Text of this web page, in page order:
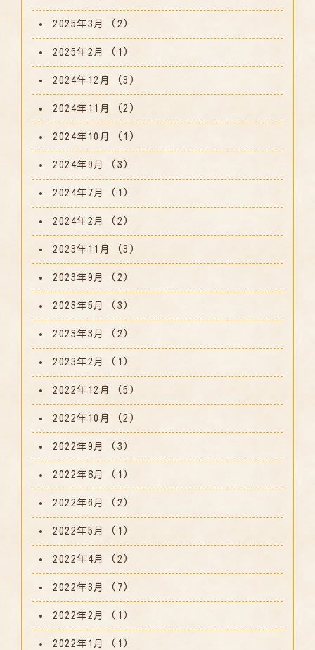
2025年3月 (2)
2025年2月 (1)
2024年12月 (3)
2024年11月 (2)
2024年10月 (1)
2024年9月 (3)
2024年7月 (1)
2024年2月 (2)
2023年11月 (3)
2023年9月 (2)
2023年5月 (3)
2023年3月 (2)
2023年2月 (1)
2022年12月 (5)
2022年10月 (2)
2022年9月 (3)
2022年8月 (1)
2022年6月 (2)
2022年5月 (1)
2022年4月 (2)
2022年3月 (7)
2022年2月 (1)
2022年1月 (1)